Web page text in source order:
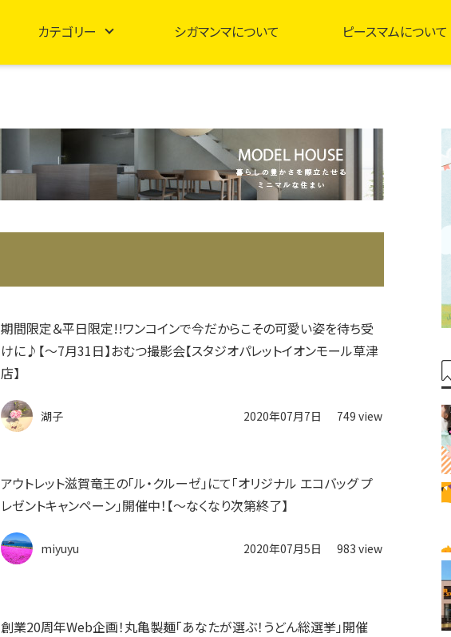
カテゴリー シガマンマについて ピースマムについて
期間限定＆平日限定!!ワンコインで今だからこその可愛い姿を待ち受
けに♪【～7月31日】おむつ撮影会【スタジオパレットイオンモール草津
店】
湖子 2020年07月7日 749 view
アウトレット滋賀竜王の「ル・クルーゼ」にて「オリジナル エコバッグ プ
レゼントキャンペーン」開催中！【〜なくなり次第終了】
miyuyu 2020年07月5日 983 view
創業20周年Web企画！丸亀製麺「あなたが選ぶ！うどん総選挙」開催